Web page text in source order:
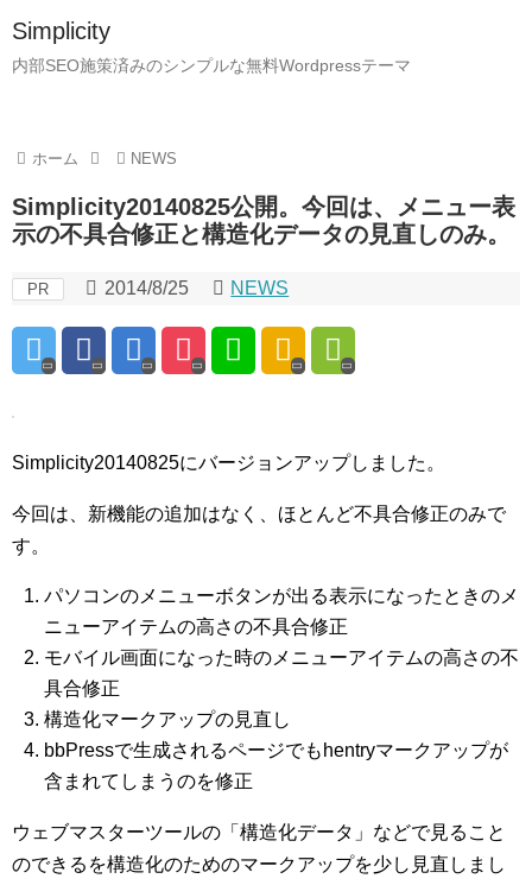
Simplicity
内部SEO施策済みのシンプルな無料Wordpressテーマ
ホーム NEWS
Simplicity20140825公開。今回は、メニュー表
示の不具合修正と構造化データの見直しのみ。
PR 2014/8/25 NEWS
Simplicity20140825にバージョンアップしました。
今回は、新機能の追加はなく、ほとんど不具合修正のみで
す。
パソコンのメニューボタンが出る表示になったときのメ
ニューアイテムの高さの不具合修正
モバイル画面になった時のメニューアイテムの高さの不
具合修正
構造化マークアップの見直し
bbPressで生成されるページでもhentryマークアップが
含まれてしまうのを修正
ウェブマスターツールの「構造化データ」などで見ること
のできるを構造化のためのマークアップを少し見直しまし